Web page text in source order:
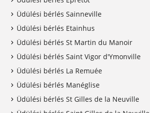
Üdülési bérlés Sainneville
Üdülési bérlés Etainhus
Üdülési bérlés St Martin du Manoir
Üdülési bérlés Saint Vigor d'Ymonville
Üdülési bérlés La Remuée
Üdülési bérlés Manéglise
Üdülési bérlés St Gilles de la Neuville